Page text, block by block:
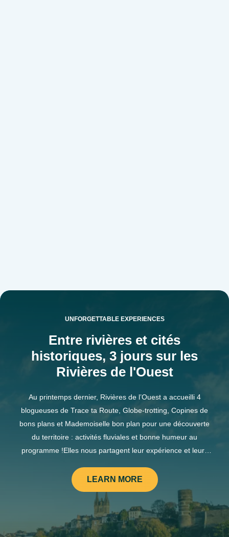
UNFORGETTABLE EXPERIENCES
Entre rivières et cités
historiques, 3 jours sur les
Rivières de l'Ouest
Au printemps dernier, Rivières de l’Ouest a accueilli 4
blogueuses de Trace ta Route, Globe-trotting, Copines de
bons plans et Mademoiselle bon plan pour une découverte
du territoire : activités fluviales et bonne humeur au
programme !Elles nous partagent leur expérience et leurs
soleil angevin par une découverte du cœur historique de la
ville. De la promenade du Bout du Monde surplombant la
Maine aux côtés du château d’Angers, au verdoyant jardin
des Plantes, en passant par la cathédrale Saint-Maurice et la
place du Ralliement, la matinée n’est pas suffisante pour
LEARN MORE